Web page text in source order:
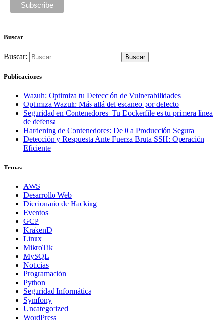
Buscar
Buscar:
Publicaciones
Wazuh: Optimiza tu Detección de Vulnerabilidades
Optimiza Wazuh: Más allá del escaneo por defecto
Seguridad en Contenedores: Tu Dockerfile es tu primera línea
de defensa
Hardening de Contenedores: De 0 a Producción Segura
Detección y Respuesta Ante Fuerza Bruta SSH: Operación
Eficiente
Temas
AWS
Desarrollo Web
Diccionario de Hacking
Eventos
GCP
KrakenD
Linux
MikroTik
MySQL
Noticias
Programación
Python
Seguridad Informática
Symfony
Uncategorized
WordPress